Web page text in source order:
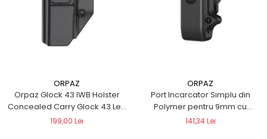
ORPAZ
Orpaz Glock 43 IWB Holster
Concealed Carry Glock 43 Left
Handed Holster (IWB Holster)
199,00 Lei
ORPAZ
Port Incarcator Simplu din
Polymer pentru 9mm cu
prindere de curea pe doua
141,34 Lei